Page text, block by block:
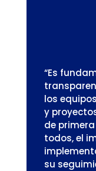
“Es
los
y
de
todos, el
su